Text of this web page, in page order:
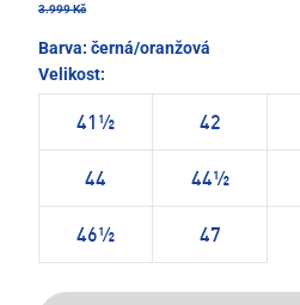
3.999 Kč
Barva: černá/oranžová
Velikost:
41½ 42
44 44½
46½ 47